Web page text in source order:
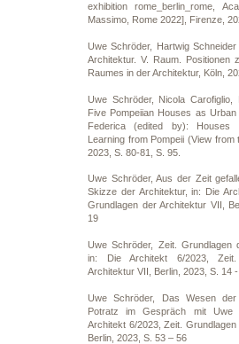
exhibition rome_berlin_rome,
Massimo, Rome 2022], Firenze,
Uwe Schröder, Hartwig
Architektur. V. Raum. Positionen
Raumes in der Architektur, Köln,
Uwe Schröder, Nicola Carofiglio,
Five Pompeiian Houses as Urban
Federica (edited by): Houses
Learning from Pompeii (View from
2023, S. 80-81, S. 95.
Uwe Schröder, Aus der Zeit
Skizze der Architektur, in: Die
Grundlagen der Architektur VII,
19
Uwe Schröder, Zeit. Grundlagen
in: Die Architekt 6/2023,
Architektur VII, Berlin, 2023, S. 14
Uwe Schröder, Das Wesen der
Potratz im Gespräch mit Uwe
Architekt 6/2023, Zeit. Grundlagen
Berlin, 2023, S. 53 – 56